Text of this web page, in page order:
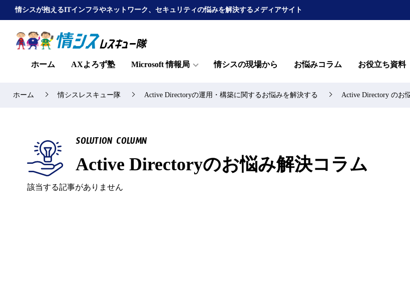
情シスが抱えるITインフラやネットワーク、セキュリティの悩みを解決するメディアサイト
ホーム AXよろず塾 Microsoft 情報局 情シスの現場から お悩みコラム お役立ち資料
ホーム 情シスレスキュー隊 Active Directoryの運用・構築に関するお悩みを解決する Active Directory のお
SOLUTION COLUMN
Active Directoryのお悩み解決コラム
該当する記事がありません